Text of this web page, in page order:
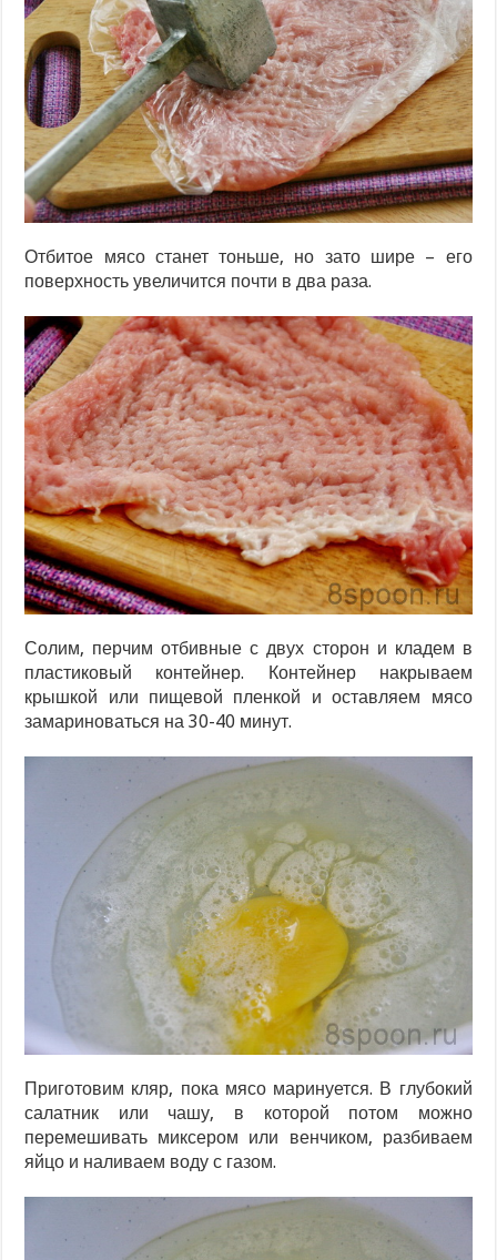
Отбитое мясо станет тоньше, но зато шире – его
поверхность увеличится почти в два раза.
Солим, перчим отбивные с двух сторон и кладем в
пластиковый контейнер. Контейнер накрываем
крышкой или пищевой пленкой и оставляем мясо
замариноваться на 30-40 минут.
Приготовим кляр, пока мясо маринуется. В глубокий
салатник или чашу, в которой потом можно
перемешивать миксером или венчиком, разбиваем
яйцо и наливаем воду с газом.